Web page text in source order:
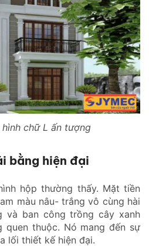
hình chữ L ấn tượng
bằng hiện đại
hộp thường thấy. Mặt tiền
màu nâu- trắng vô cùng hài
và ban công trồng cây xanh
quen thuộc. Nó mang đến sự
lối thiết kế hiện đại.